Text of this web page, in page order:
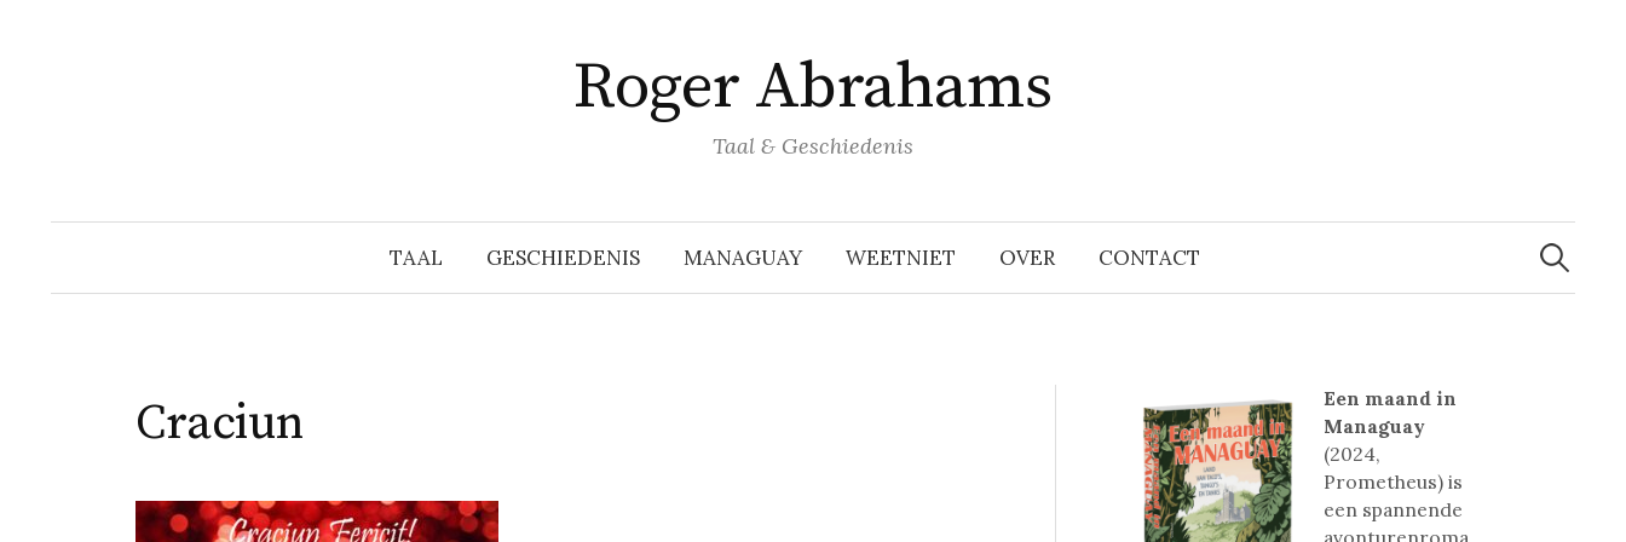
Roger Abrahams
Taal & Geschiedenis
TAAL GESCHIEDENIS MANAGUAY WEETNIET OVER CONTACT
Zoeken
naar:
Craciun
Een maand in
Managuay
(2024,
Prometheus) is
een spannende
avonturenroma